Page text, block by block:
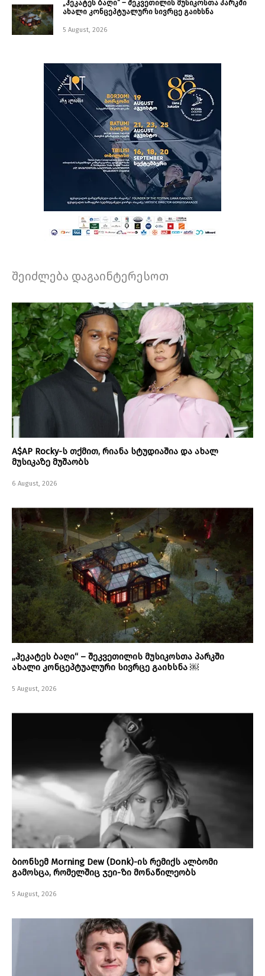
„ჰეკატეს ბაღი“ – შეკვეთილის მუსიკოსთა პარკში
ახალი კონცეპტუალური სივრცე გაიხსნა ￼
5 August, 2026
შეიძლება დაგაინტერესოთ
A$AP Rocky-ს თქმით, რიანა სტუდიაშია და ახალ
მუსიკაზე მუშაობს
6 August, 2026
„ჰეკატეს ბაღი“ – შეკვეთილის მუსიკოსთა პარკში
ახალი კონცეპტუალური სივრცე გაიხსნა ￼
5 August, 2026
ბიონსემ Morning Dew (Donk)-ის რემიქს ალბომი
გამოსცა, რომელშიც ჯეი-ზი მონაწილეობს
5 August, 2026